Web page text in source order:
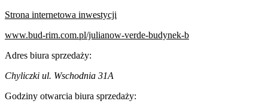
Strona internetowa inwestycji
www.bud-rim.com.pl/julianow-verde-budynek-b
Adres biura sprzedaży:
Chyliczki ul. Wschodnia 31A
Godziny otwarcia biura sprzedaży: